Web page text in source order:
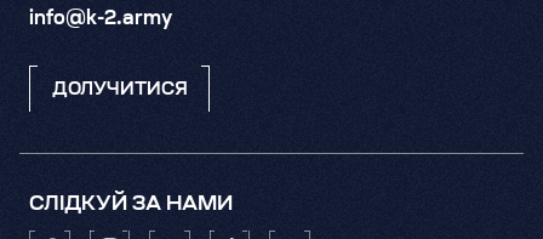
info@k-2.army
ДОЛУЧИТИСЯ
СЛІДКУЙ ЗА НАМИ